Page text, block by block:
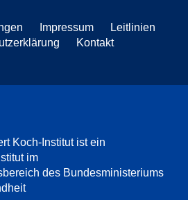
Impressum
Leitlinien
Kontakt
Koch-Institut ist ein
im
des Bundesministeriums